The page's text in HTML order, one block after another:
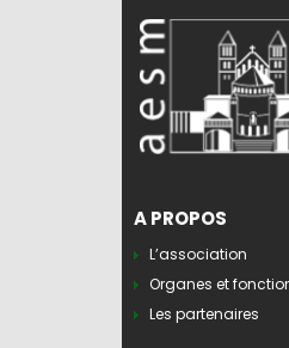
A PROPOS
L’association
Organes et
Les partenaires